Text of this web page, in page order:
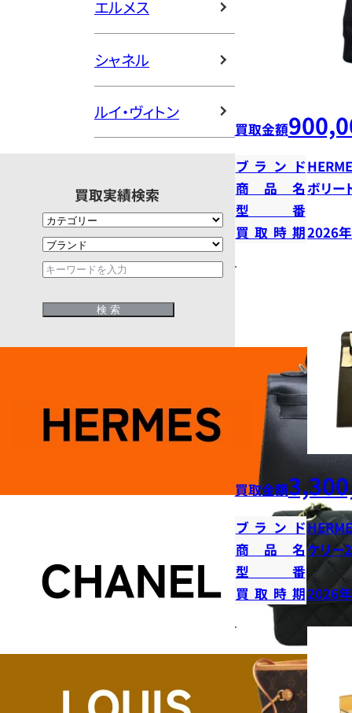
エルメス
シャネル
ルイ・ヴィトン
買取実績検索
買取金額
ブランド
商品名ボリー
型番
買取時期2026
買取金額
ブランド
商品名ケリー
型番
買取時期2026